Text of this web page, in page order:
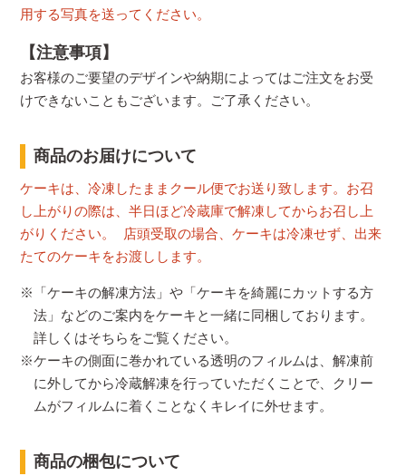
用する写真を送ってください。
【注意事項】
お客様のご要望のデザインや納期によってはご注文をお受
けできないこともございます。ご了承ください。
商品のお届けについて
ケーキは、冷凍したままクール便でお送り致します。お召
し上がりの際は、半日ほど冷蔵庫で解凍してからお召し上
がりください。 店頭受取の場合、ケーキは冷凍せず、出来
たてのケーキをお渡しします。
※「ケーキの解凍方法」や「ケーキを綺麗にカットする方
法」などのご案内をケーキと一緒に同梱しております。
詳しくはそちらをご覧ください。
※ケーキの側面に巻かれている透明のフィルムは、解凍前
に外してから冷蔵解凍を行っていただくことで、クリー
ムがフィルムに着くことなくキレイに外せます。
商品の梱包について